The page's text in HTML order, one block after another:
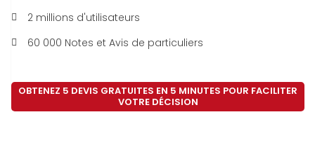
2 millions d'utilisateurs
60 000 Notes et Avis de particuliers
OBTENEZ 5 DEVIS GRATUITES EN 5 MINUTES POUR FACILITER
VOTRE DÉCISION